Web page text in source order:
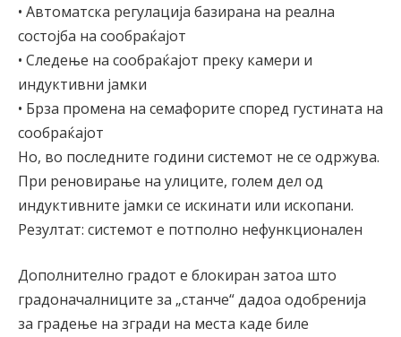
• Автоматска регулација базирана на реална
состојба на сообраќајот
• Следење на сообраќајот преку камери и
индуктивни јамки
• Брза промена на семафорите според густината на
сообраќајот
Но, во последните години системот не се одржува.
При реновирање на улиците, голем дел од
индуктивните јамки се искинати или ископани.
Резултат: системот е потполно нефункционален
Дополнително градот е блокиран затоа што
градоначалниците за „станче“ дадоа одобренија
за градење на згради на места каде биле